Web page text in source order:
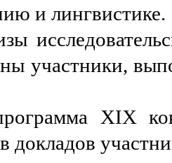
и лингвистике.
участники,
XIX
докладов